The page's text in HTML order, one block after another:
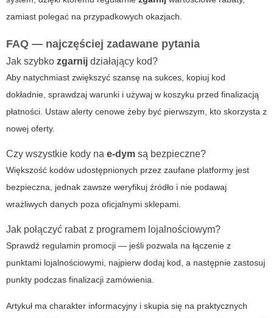
zamiast polegać na przypadkowych okazjach.
FAQ — najczęściej zadawane pytania
Jak szybko zgarnij działający kod?
Aby natychmiast zwiększyć szansę na sukces, kopiuj kod
dokładnie, sprawdzaj warunki i używaj w koszyku przed finalizacją
płatności. Ustaw alerty cenowe żeby być pierwszym, kto skorzysta z
nowej oferty.
Czy wszystkie kody na e-dym są bezpieczne?
Większość kodów udostępnionych przez zaufane platformy jest
bezpieczna, jednak zawsze weryfikuj źródło i nie podawaj
wrażliwych danych poza oficjalnymi sklepami.
Jak połączyć rabat z programem lojalnościowym?
Sprawdź regulamin promocji — jeśli pozwala na łączenie z
punktami lojalnościowymi, najpierw dodaj kod, a następnie zastosuj
punkty podczas finalizacji zamówienia.
Artykuł ma charakter informacyjny i skupia się na praktycznych